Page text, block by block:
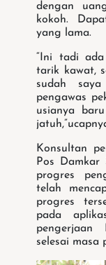
dengan
kokoh.
yang lama.
“Ini tadi
tarik kawat,
sudah
pengawas
usianya
Konsultan
Pos Damkar
progres
telah
progres
pada
pengerjaan
selesai masa